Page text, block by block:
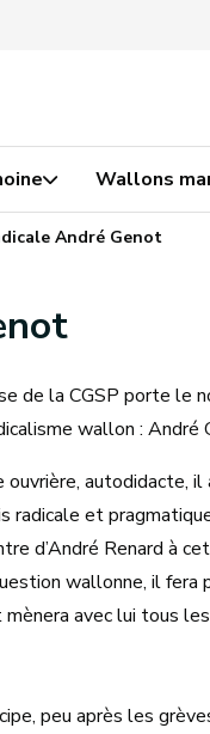
Wallons
André Genot
de la CGSP porte le
wallon :
autodidacte, il
radicale et
d’André Renard à
wallonne, il fera
avec lui tous
peu après les